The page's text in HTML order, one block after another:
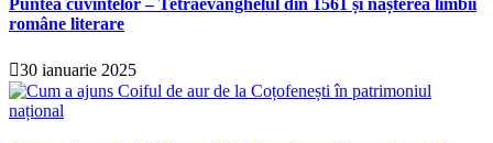
române literare
30 ianuarie 2025